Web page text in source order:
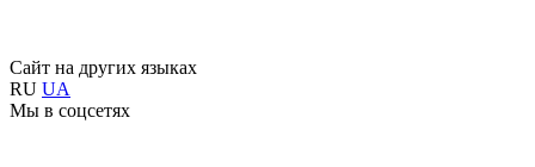
Сайт на других языках
RU UA
Мы в соцсетях